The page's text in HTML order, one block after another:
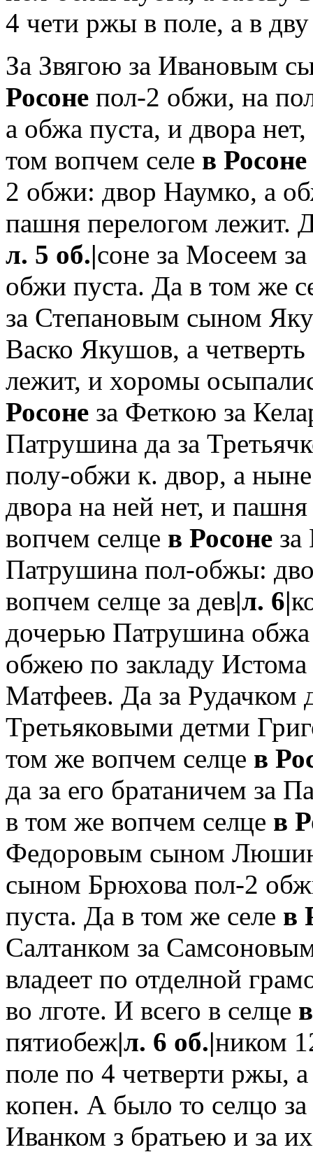
4 чети ржы в поле, а в
За Звягою за Ивановым
Росоне пол-2 обжи, на
а обжа пуста, и двора
том вопчем селе в Росоне
2 обжи: двор Наумко, а
пашня перелогом лежит.
л. 5 об.|соне за Мосеем
обжи пуста. Да в том же
за Степановым сыном
Васко Якушов, а
лежит, и хоромы
Росоне за Феткою за
Патрушина да за
полу-обжи к. двор, а
двора на ней нет, и
вопчем селце в Росоне
Патрушина пол-обжы:
вопчем селце за дев|л. 6|
дочерью Патрушина обжа
обжею по закладу
Матфеев. Да за Рудачком
Третьяковыми детми
том же вопчем селце в
да за его братаничем за
в том же вопчем селце в
Федоровым сыном
сыном Брюхова пол-2
пуста. Да в том же селе в
Салтанком за
владеет по отделной
во лготе. И всего в селце
пятиобеж|л. 6 об.|ником
поле по 4 четверти ржы,
копен. А было то селцо
Иванком з братьею и за